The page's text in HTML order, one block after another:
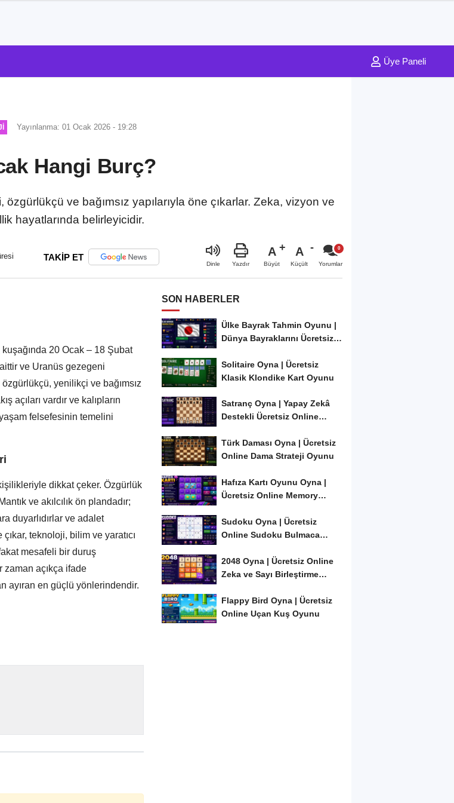
Üye Paneli
Yayınlanma: 01 Ocak 2026 - 19:28
Hangi Burç?
ve bağımsız yapılarıyla öne çıkarlar. Zeka, vizyon ve
hayatlarında belirleyicidir.
TAKİP ET
Dinle Yazdır
A
Büyüt
A
Küçült Yorumlar
20 Ocak – 18 Şubat
ve Uranüs gezegeni
yenilikçi ve bağımsız
açıları vardır ve kalıpların
felsefesinin temelini
dikkat çeker. Özgürlük
ve akılcılık ön plandadır;
duyarlıdırlar ve adalet
teknoloji, bilim ve yaratıcı
mesafeli bir duruş
zaman açıkça ifade
ayıran en güçlü yönlerindendir.
SON HABERLER
Ülke Bayrak Tahmin Oyunu |
Dünya Bayraklarını Ücretsiz
Solitaire Oyna | Ücretsiz
Klasik Klondike Kart Oyunu
Satranç Oyna | Yapay Zekâ
Destekli Ücretsiz Online
Türk Daması Oyna | Ücretsiz
Online Dama Strateji Oyunu
Hafıza Kartı Oyunu Oyna |
Ücretsiz Online Memory
Sudoku Oyna | Ücretsiz
Online Sudoku Bulmaca
2048 Oyna | Ücretsiz Online
Zeka ve Sayı Birleştirme
Flappy Bird Oyna | Ücretsiz
Online Uçan Kuş Oyunu